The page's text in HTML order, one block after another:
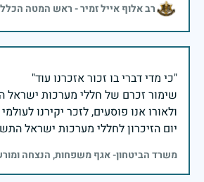
רב אלוף אייל זמיר - ראש המטה
שימור זכרם של חללי מערכות ישראל
יום הזיכרון לחללי מערכות ישראל התשפ"ו
משרד הביטחון- אגף משפחות, הנצחה